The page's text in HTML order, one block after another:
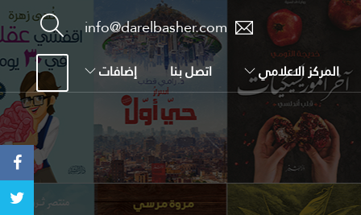
info@darelbasher.com
المركز الاعلامي اتصل بنا إضافات